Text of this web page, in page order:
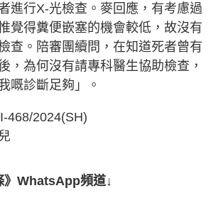
進行X-光檢查。麥回應，有考慮過
覺得糞便嵌塞的機會較低，故沒有
查。陪審團續問，在知道死者曾有
，為何沒有請專科醫生協助檢查，
嘅診斷足夠」。
468/2024(SH)
》WhatsApp頻道↓